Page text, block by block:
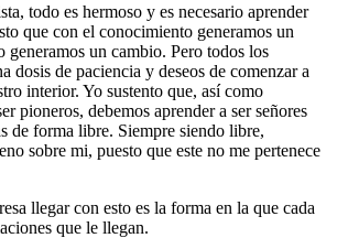
todo es hermoso y es necesario aprender
que con el conocimiento generamos un
un cambio. Pero todos los
dosis de paciencia y deseos de comenzar a
interior. Yo sustento que, así como
pioneros, debemos aprender a ser señores
de forma libre. Siempre siendo libre,
sobre mi, puesto que este no me pertenece
llegar con esto es la forma en la que cada
que le llegan.